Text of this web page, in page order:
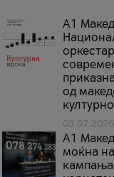
А1
од
03.07.2026
A1
моќна
кампања